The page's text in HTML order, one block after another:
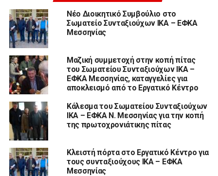
Νέο Διοικητικό Συμβούλιο στο
Σωματείο Συνταξιούχων ΙΚΑ – ΕΦΚΑ
Μεσσηνίας
Μαζική συμμετοχή στην κοπή πίτας
του Σωματείου Συνταξιούχων ΙΚΑ –
ΕΦΚΑ Μεσσηνίας, καταγγελίες για
αποκλεισμό από το Εργατικό Κέντρο
Κάλεσμα του Σωματείου Συνταξιούχων
ΙΚΑ – ΕΦΚΑ Ν. Μεσσηνίας για την κοπή
της πρωτοχρονιάτικης πίτας
Κλειστή πόρτα στο Εργατικό Κέντρο για
τους συνταξιούχους ΙΚΑ – ΕΦΚΑ
Μεσσηνίας